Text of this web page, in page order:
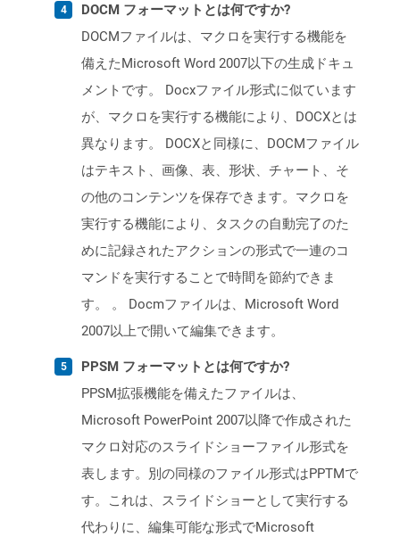
DOCM フォーマットとは何ですか?
DOCMファイルは、マクロを実行する機能を
備えたMicrosoft Word 2007以下の生成ドキュ
メントです。 Docxファイル形式に似ています
が、マクロを実行する機能により、DOCXとは
異なります。 DOCXと同様に、DOCMファイル
はテキスト、画像、表、形状、チャート、そ
の他のコンテンツを保存できます。マクロを
実行する機能により、タスクの自動完了のた
めに記録されたアクションの形式で一連のコ
マンドを実行することで時間を節約できま
す。 。 Docmファイルは、Microsoft Word
2007以上で開いて編集できます。
PPSM フォーマットとは何ですか?
PPSM拡張機能を備えたファイルは、
Microsoft PowerPoint 2007以降で作成された
マクロ対応のスライドショーファイル形式を
表します。別の同様のファイル形式はPPTMで
す。これは、スライドショーとして実行する
代わりに、編集可能な形式でMicrosoft